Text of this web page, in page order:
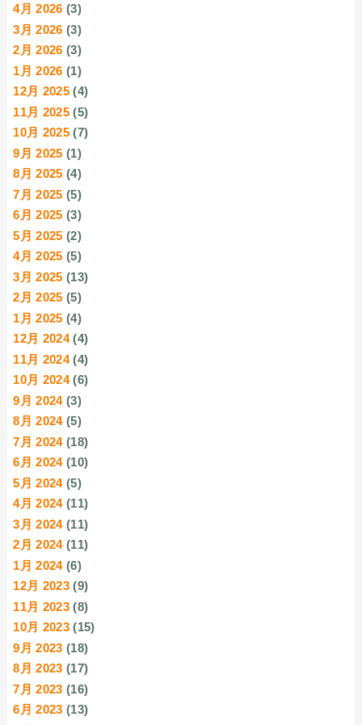
4月 2026 (3)
3月 2026 (3)
2月 2026 (3)
1月 2026 (1)
12月 2025 (4)
11月 2025 (5)
10月 2025 (7)
9月 2025 (1)
8月 2025 (4)
7月 2025 (5)
6月 2025 (3)
5月 2025 (2)
4月 2025 (5)
3月 2025 (13)
2月 2025 (5)
1月 2025 (4)
12月 2024(4)
11月 2024(4)
10月 2024(6)
9月 2024(3)
8月 2024(5)
7月 2024(18)
6月 2024(10)
5月 2024(5)
4月 2024(11)
3月 2024(11)
2月 2024(11)
1月 2024(6)
12月 2023 (9)
11月 2023 (8)
10月 2023 (15)
9月 2023 (18)
8月 2023 (17)
7月 2023 (16)
6月 2023 (13)